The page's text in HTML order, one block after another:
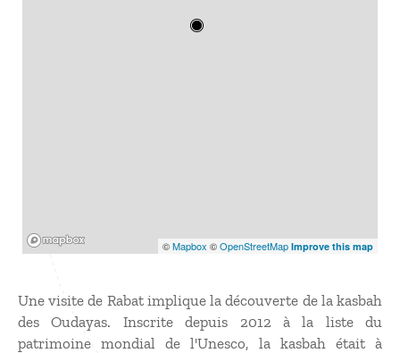
©Mapbox ©OpenStreetMap Improve this map
Une visite de Rabat implique la découverte de la kasbah
des Oudayas. Inscrite depuis 2012 à la liste du
patrimoine mondial de l'Unesco, la kasbah était à